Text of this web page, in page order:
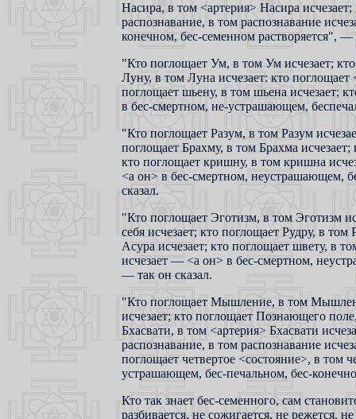
Насира, в том <артерия> Насира
распознавание, в том распознавание
конечном, бес-семенном растворяется", —
"Кто поглощает Ум, в том Ум исчезает;
Луну, в том Луна исчезает: кто
поглощает шьену, в том шьена исчезает;
в бес-смертном, не-устрашающем,
"Кто поглощает Разум, в том Разум
поглощает Брахму, в том Брахма
кто поглощает кришну, в том кришна
<а он> в бес-смертном, неустрашающем,
сказал.
"Кто поглощает Эготизм, в том Эготизм
себя исчезает; кто поглощает Рудру, в
Асура исчезает; кто поглощает швету, в
исчезает — <а он> в бес-смертном,
— так он сказал.
"Кто поглощает Мышление, в том
исчезает; кто поглощает Познающего
Бхасвати, в том <артерия> Бхасвати
распознавание, в том распознавание
поглощает четвертое <состояние>, в том
устрашающем, бес-печальном, бес-
Кто так знает бес-семенного, сам
разбивается, не сожигается, не